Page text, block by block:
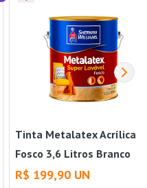
Tinta Metalatex Acrílica
Fosco 3,6 Litros Branco
Gelo Sherwin Williams
R$ 199,90 UN